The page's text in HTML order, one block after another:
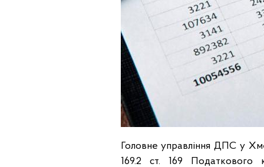
Головне управління ДПС у
169.2 ст. 169 Податкового